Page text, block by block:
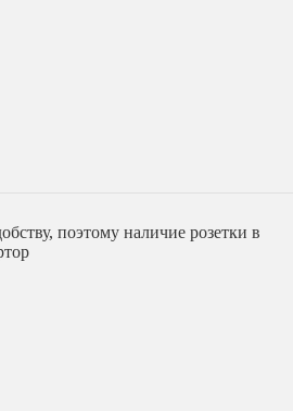
поэтому наличие розетки в